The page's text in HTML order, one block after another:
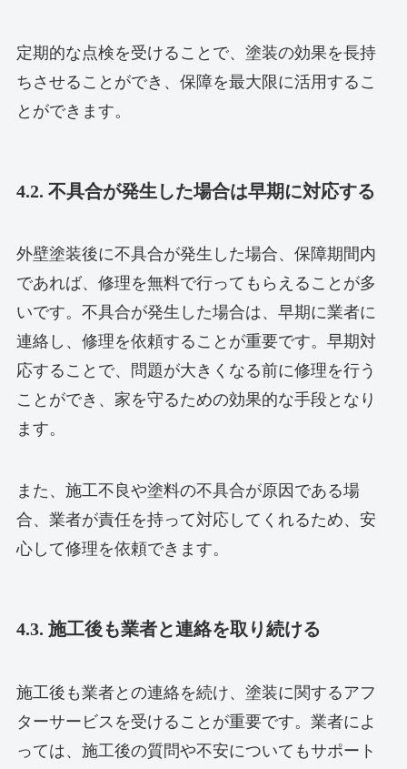
定期的な点検を受けることで、塗装の効果を長持
ちさせることができ、保障を最大限に活用するこ
とができます。
4.2. 不具合が発生した場合は早期に対応する
外壁塗装後に不具合が発生した場合、保障期間内
であれば、修理を無料で行ってもらえることが多
いです。不具合が発生した場合は、早期に業者に
連絡し、修理を依頼することが重要です。早期対
応することで、問題が大きくなる前に修理を行う
ことができ、家を守るための効果的な手段となり
ます。
また、施工不良や塗料の不具合が原因である場
合、業者が責任を持って対応してくれるため、安
心して修理を依頼できます。
4.3. 施工後も業者と連絡を取り続ける
施工後も業者との連絡を続け、塗装に関するアフ
ターサービスを受けることが重要です。業者によ
っては、施工後の質問や不安についてもサポート